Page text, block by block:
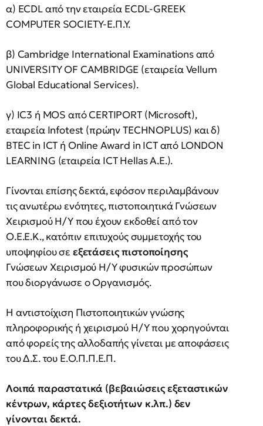
α) ECDL από την εταιρεία ECDL-GREEK
COMPUTER SOCIETY-Ε.Π.Υ.
β) Cambridge International Examinations από
UNIVERSITY OF CAMBRIDGE (εταιρεία Vellum
Global Educational Services).
γ) IC3 ή MOS από CERTIPORT (Microsoft),
εταιρεία Infotest (πρώην TECHNOPLUS) και δ)
BTEC in ICT ή Online Award in ICT από LONDON
LEARNING (εταιρεία ΙCT Hellas Α.Ε.).
Γίνονται επίσης δεκτά, εφόσον περιλαμβάνουν
τις ανωτέρω ενότητες, πιστοποιητικά Γνώσεων
Χειρισμού Η/Υ που έχουν εκδοθεί από τον
Ο.Ε.Ε.Κ., κατόπιν επιτυχούς συμμετοχής του
υποψηφίου σε εξετάσειςπιστοποίησης
Γνώσεων Χειρισμού Η/Υ φυσικών προσώπων
που διοργάνωσε ο Οργανισμός.
Η αντιστοίχιση Πιστοποιητικών γνώσης
πληροφορικής ή χειρισμού Η/Υ που χορηγούνται
από φορείς της αλλοδαπής γίνεται με αποφάσεις
του Δ.Σ. του Ε.Ο.Π.Π.Ε.Π.
Λοιπά παραστατικά (βεβαιώσεις εξεταστικών
κέντρων, κάρτες δεξιοτήτων κ.λπ.) δεν
γίνονται δεκτά.